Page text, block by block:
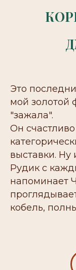
Это
мой золотой
"зажала".
Он
выставки. Ну
Рудик с
напоминает
кобель,